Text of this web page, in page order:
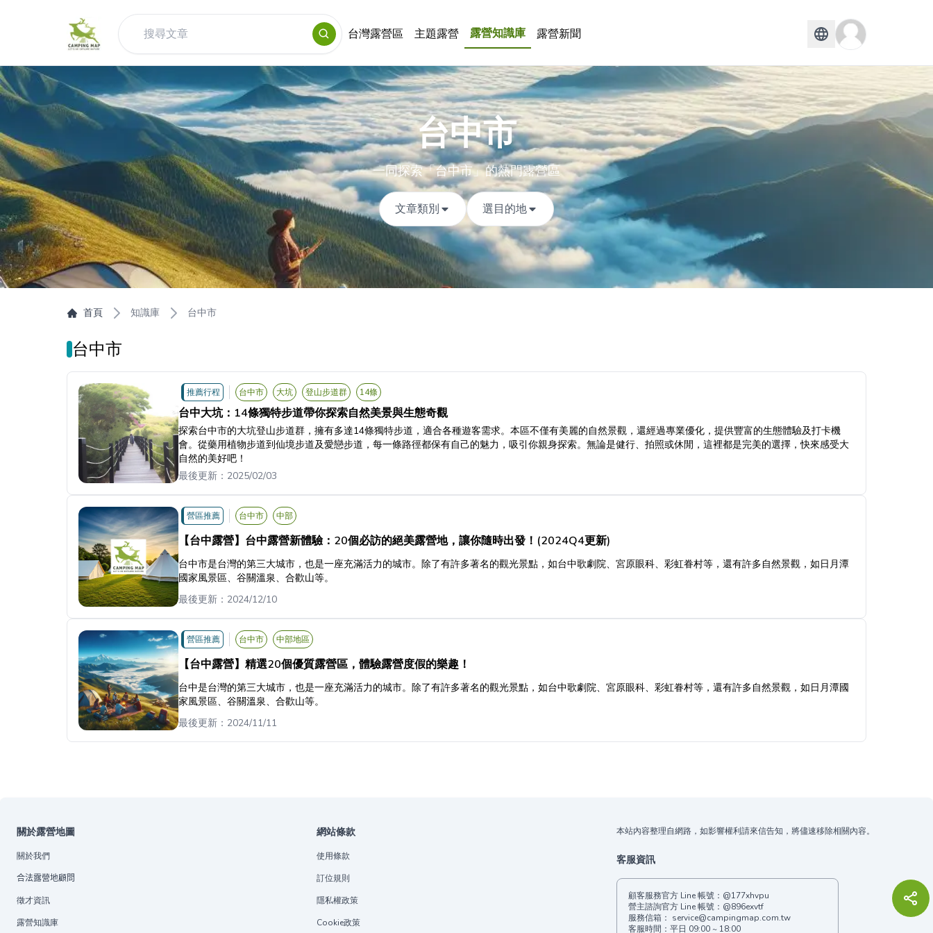
台灣露營區 主題露營 露營知識庫 露營新聞
台中市
一同探索「台中市」的熱門露營區
文章類別 選目的地
首頁 知識庫 台中市
台中市
推薦行程 台中市 大坑 登山步道群 14條
台中大坑：14條獨特步道帶你探索自然美景與生態奇觀
探索台中市的大坑登山步道群，擁有多達14條獨特步道，適合各種遊客需求。本區不僅有美麗的自然景觀，還經過專業優化，提供豐富的生態體驗及打卡機
會。從藥用植物步道到仙境步道及愛戀步道，每一條路徑都保有自己的魅力，吸引你親身探索。無論是健行、拍照或休閒，這裡都是完美的選擇，快來感受大
自然的美好吧！
最後更新： 2025/02/03
營區推薦 台中市 中部
【台中露營】台中露營新體驗：20個必訪的絕美露營地，讓你隨時出發！(2024Q4更新)
台中市是台灣的第三大城市，也是一座充滿活力的城市。除了有許多著名的觀光景點，如台中歌劇院、宮原眼科、彩虹眷村等，還有許多自然景觀，如日月潭
國家風景區、谷關溫泉、合歡山等。
最後更新： 2024/12/10
營區推薦 台中市 中部地區
【台中露營】精選20個優質露營區，體驗露營度假的樂趣！
台中是台灣的第三大城市，也是一座充滿活力的城市。除了有許多著名的觀光景點，如台中歌劇院、宮原眼科、彩虹眷村等，還有許多自然景觀，如日月潭國
家風景區、谷關溫泉、合歡山等。
最後更新： 2024/11/11
關於露營地圖
關於我們
合法露營地顧問
徵才資訊
露營知識庫
網站條款
使用條款
訂位規則
隱私權政策
Cookie政策
本站內容整理自網路，如影響權利請來信告知，將儘速移除相關內容。
客服資訊
顧客服務官方 Line 帳號： @177xhvpu
營主諮詢官方 Line 帳號： @896exvtf
服務信箱： service@campingmap.com.tw
客服時間：平日 09:00 ~ 18:00